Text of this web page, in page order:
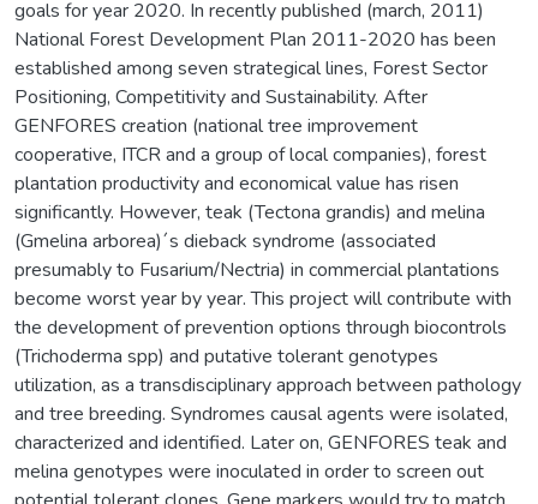
goals for year 2020. In recently published (march, 2011)
National Forest Development Plan 2011-2020 has been
established among seven strategical lines, Forest Sector
Positioning, Competitivity and Sustainability. After
GENFORES creation (national tree improvement
cooperative, ITCR and a group of local companies), forest
plantation productivity and economical value has risen
significantly. However, teak (Tectona grandis) and melina
(Gmelina arborea)´s dieback syndrome (associated
presumably to Fusarium/Nectria) in commercial plantations
become worst year by year. This project will contribute with
the development of prevention options through biocontrols
(Trichoderma spp) and putative tolerant genotypes
utilization, as a transdisciplinary approach between pathology
and tree breeding. Syndromes causal agents were isolated,
characterized and identified. Later on, GENFORES teak and
melina genotypes were inoculated in order to screen out